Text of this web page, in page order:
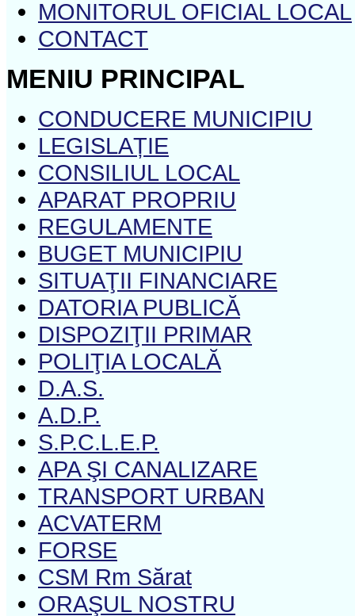
MONITORUL OFICIAL LOCAL
CONTACT
MENIU PRINCIPAL
CONDUCERE MUNICIPIU
LEGISLAȚIE
CONSILIUL LOCAL
APARAT PROPRIU
REGULAMENTE
BUGET MUNICIPIU
SITUAŢII FINANCIARE
DATORIA PUBLICĂ
DISPOZIŢII PRIMAR
POLIŢIA LOCALĂ
D.A.S.
A.D.P.
S.P.C.L.E.P.
APA ŞI CANALIZARE
TRANSPORT URBAN
ACVATERM
FORSE
CSM Rm Sărat
ORAŞUL NOSTRU